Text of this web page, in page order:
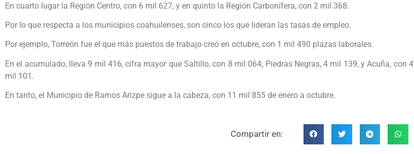
En cuarto lugar la Región Centro, con 6 mil 627, y en quinto la Región Carbonífera, con 2 mil 368.
Por lo que respecta a los municipios coahuilenses, son cinco los que lideran las tasas de empleo.
Por ejemplo, Torreón fue el que más puestos de trabajo creó en octubre, con 1 mil 490 plazas laborales.
En el acumulado, lleva 9 mil 416, cifra mayor que Saltillo, con 8 mil 064; Piedras Negras, 4 mil 139, y Acuña, con 4
mil 101.
En tanto, el Municipio de Ramos Arizpe sigue a la cabeza, con 11 mil 855 de enero a octubre.
Compartir en: